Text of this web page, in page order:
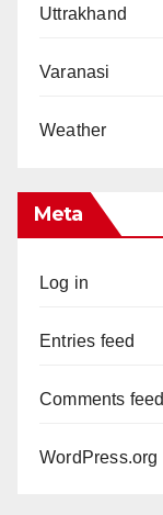
Uttrakhand
Varanasi
Weather
Meta
Log in
Entries feed
Comments feed
WordPress.org